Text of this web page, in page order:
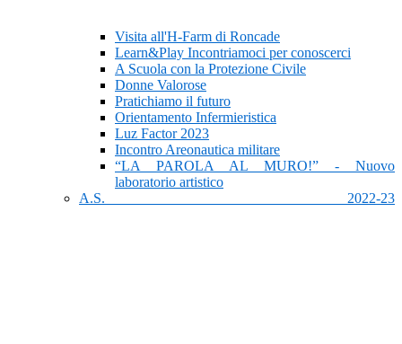
Visita all'H-Farm di Roncade
Learn&Play Incontriamoci per conoscerci
A Scuola con la Protezione Civile
Donne Valorose
Pratichiamo il futuro
Orientamento Infermieristica
Luz Factor 2023
Incontro Areonautica militare
“LA PAROLA AL MURO!” - Nuovo
laboratorio artistico
A.S. 2022-23